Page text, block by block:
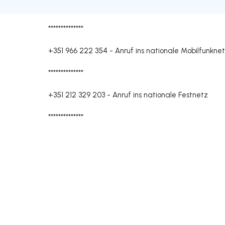
**************
+351 966 222 354 - Anruf ins nationale
**************
+351 212 329 203 - Anruf ins nationale Festnetz
**************